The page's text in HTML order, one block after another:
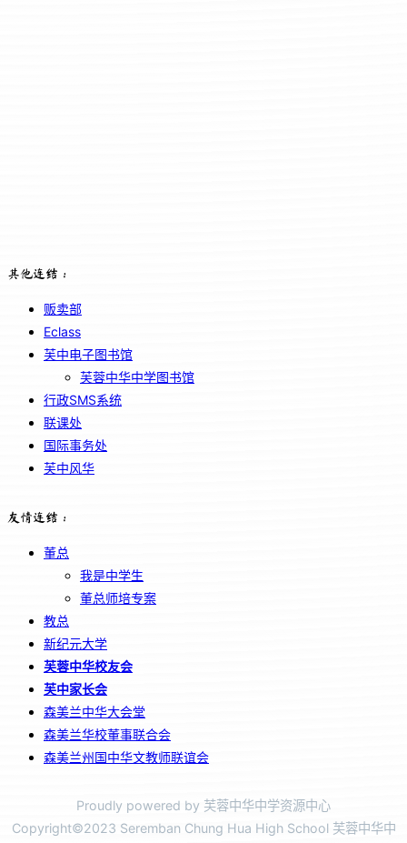
其他连结：
贩卖部
Eclass
芙中电子图书馆
芙蓉中华中学图书馆
行政SMS系统
联课处
国际事务处
芙中风华
友情连结：
董总
我是中学生
董总师培专案
教总
新纪元大学
芙蓉中华校友会
芙中家长会
森美兰中华大会堂
森美兰华校董事联合会
森美兰州国中华文教师联谊会
Proudly powered by 芙蓉中华中学资源中心
Copyright©2023 Seremban Chung Hua High School 芙蓉中华中